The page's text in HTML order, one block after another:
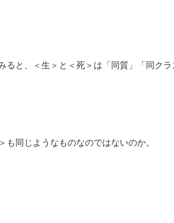
と、＜生＞と＜死＞は「同質」「同ク
同じようなものなのではないのか。